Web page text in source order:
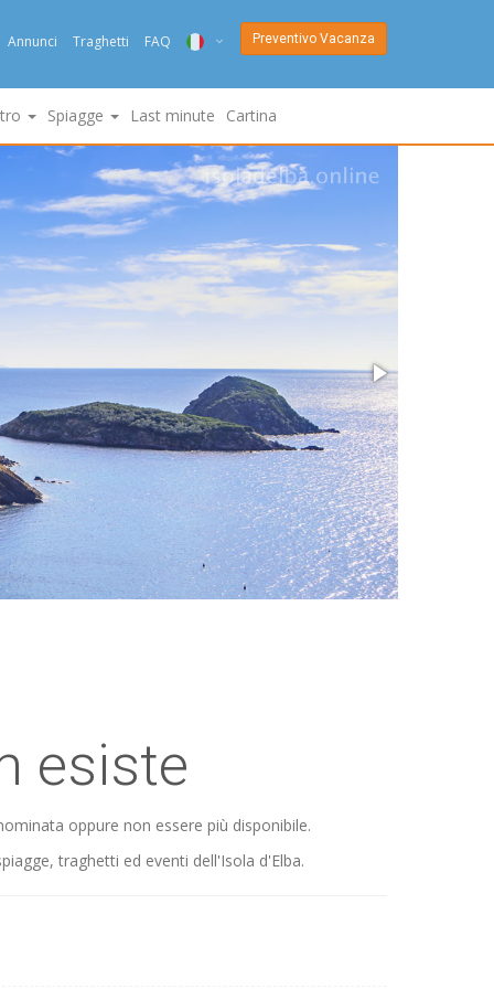
Annunci Traghetti FAQ
ENG
DEU
NED
FRA
DAN
ESP
SLO
Preventivo Vacanza
Spiagge Last minute Cartina
esiste
oppure non essere più disponibile.
traghetti ed eventi dell'Isola d'Elba.